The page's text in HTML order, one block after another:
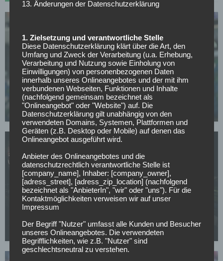
WETTBEWERBE
Champions-League-Quali: AGF gelingt das
Wunder von Posen, Kauno Zalgiris feiert späten
Coup
30.07.2026
WETTBEWERBE
Champions-League-Quali: Ararat-Armenia hält
Shamrock stand, Dinamo Zagreb entgeht dem
29.07.2026
13. Änderungen der Datenschutzerklärung
1. Zielsetzung und verantwortliche Stelle
Diese Datenschutzerklärung klärt über die Art, den
Umfang und Zweck der Verarbeitung (u.a. Erhebung,
Verarbeitung und Nutzung sowie Einholung von
Einwilligungen) von personenbezogenen Daten
innerhalb unseres Onlineangebotes und der mit ihm
verbundenen Webseiten, Funktionen und Inhalte
(nachfolgend gemeinsam bezeichnet als
"Onlineangebot" oder "Website") auf. Die
Datenschutzerklärung gilt unabhängig von den
verwendeten Domains, Systemen, Plattformen und
Geräten (z.B. Desktop oder Mobile) auf denen das
Onlineangebot ausgeführt wird.
Anbieter des Onlineangebotes und die
datenschutzrechtlich verantwortliche Stelle ist
[company_name], Inhaber: [company_owner],
[adress_street], [adress_zip_location] (nachfolgend
bezeichnet als "AnbieterIn", "wir" oder "uns"). Für die
Kontaktmöglichkeiten verweisen wir auf unser
Impressum
Der Begriff "Nutzer" umfasst alle Kunden und Besucher
unseres Onlineangebotes. Die verwendeten
Begrifflichkeiten, wie z.B. "Nutzer" sind
geschlechtsneutral zu verstehen.